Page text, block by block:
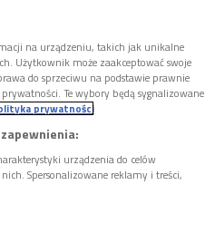
na urządzeniu, takich jak unikalne
Użytkownik może zaakceptować swoje
do sprzeciwu na podstawie prawnie
Te wybory będą sygnalizowane
prywatności
urządzenia do celów
Spersonalizowane reklamy i treści,